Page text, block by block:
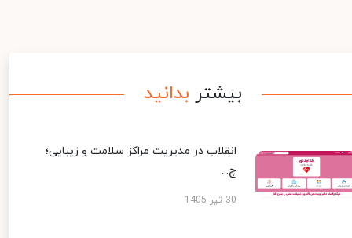
بیشتر بدانید
انقلاب در مدیریت مراکز سلامت و زیبایی؛
چ...
30 تیر 1405